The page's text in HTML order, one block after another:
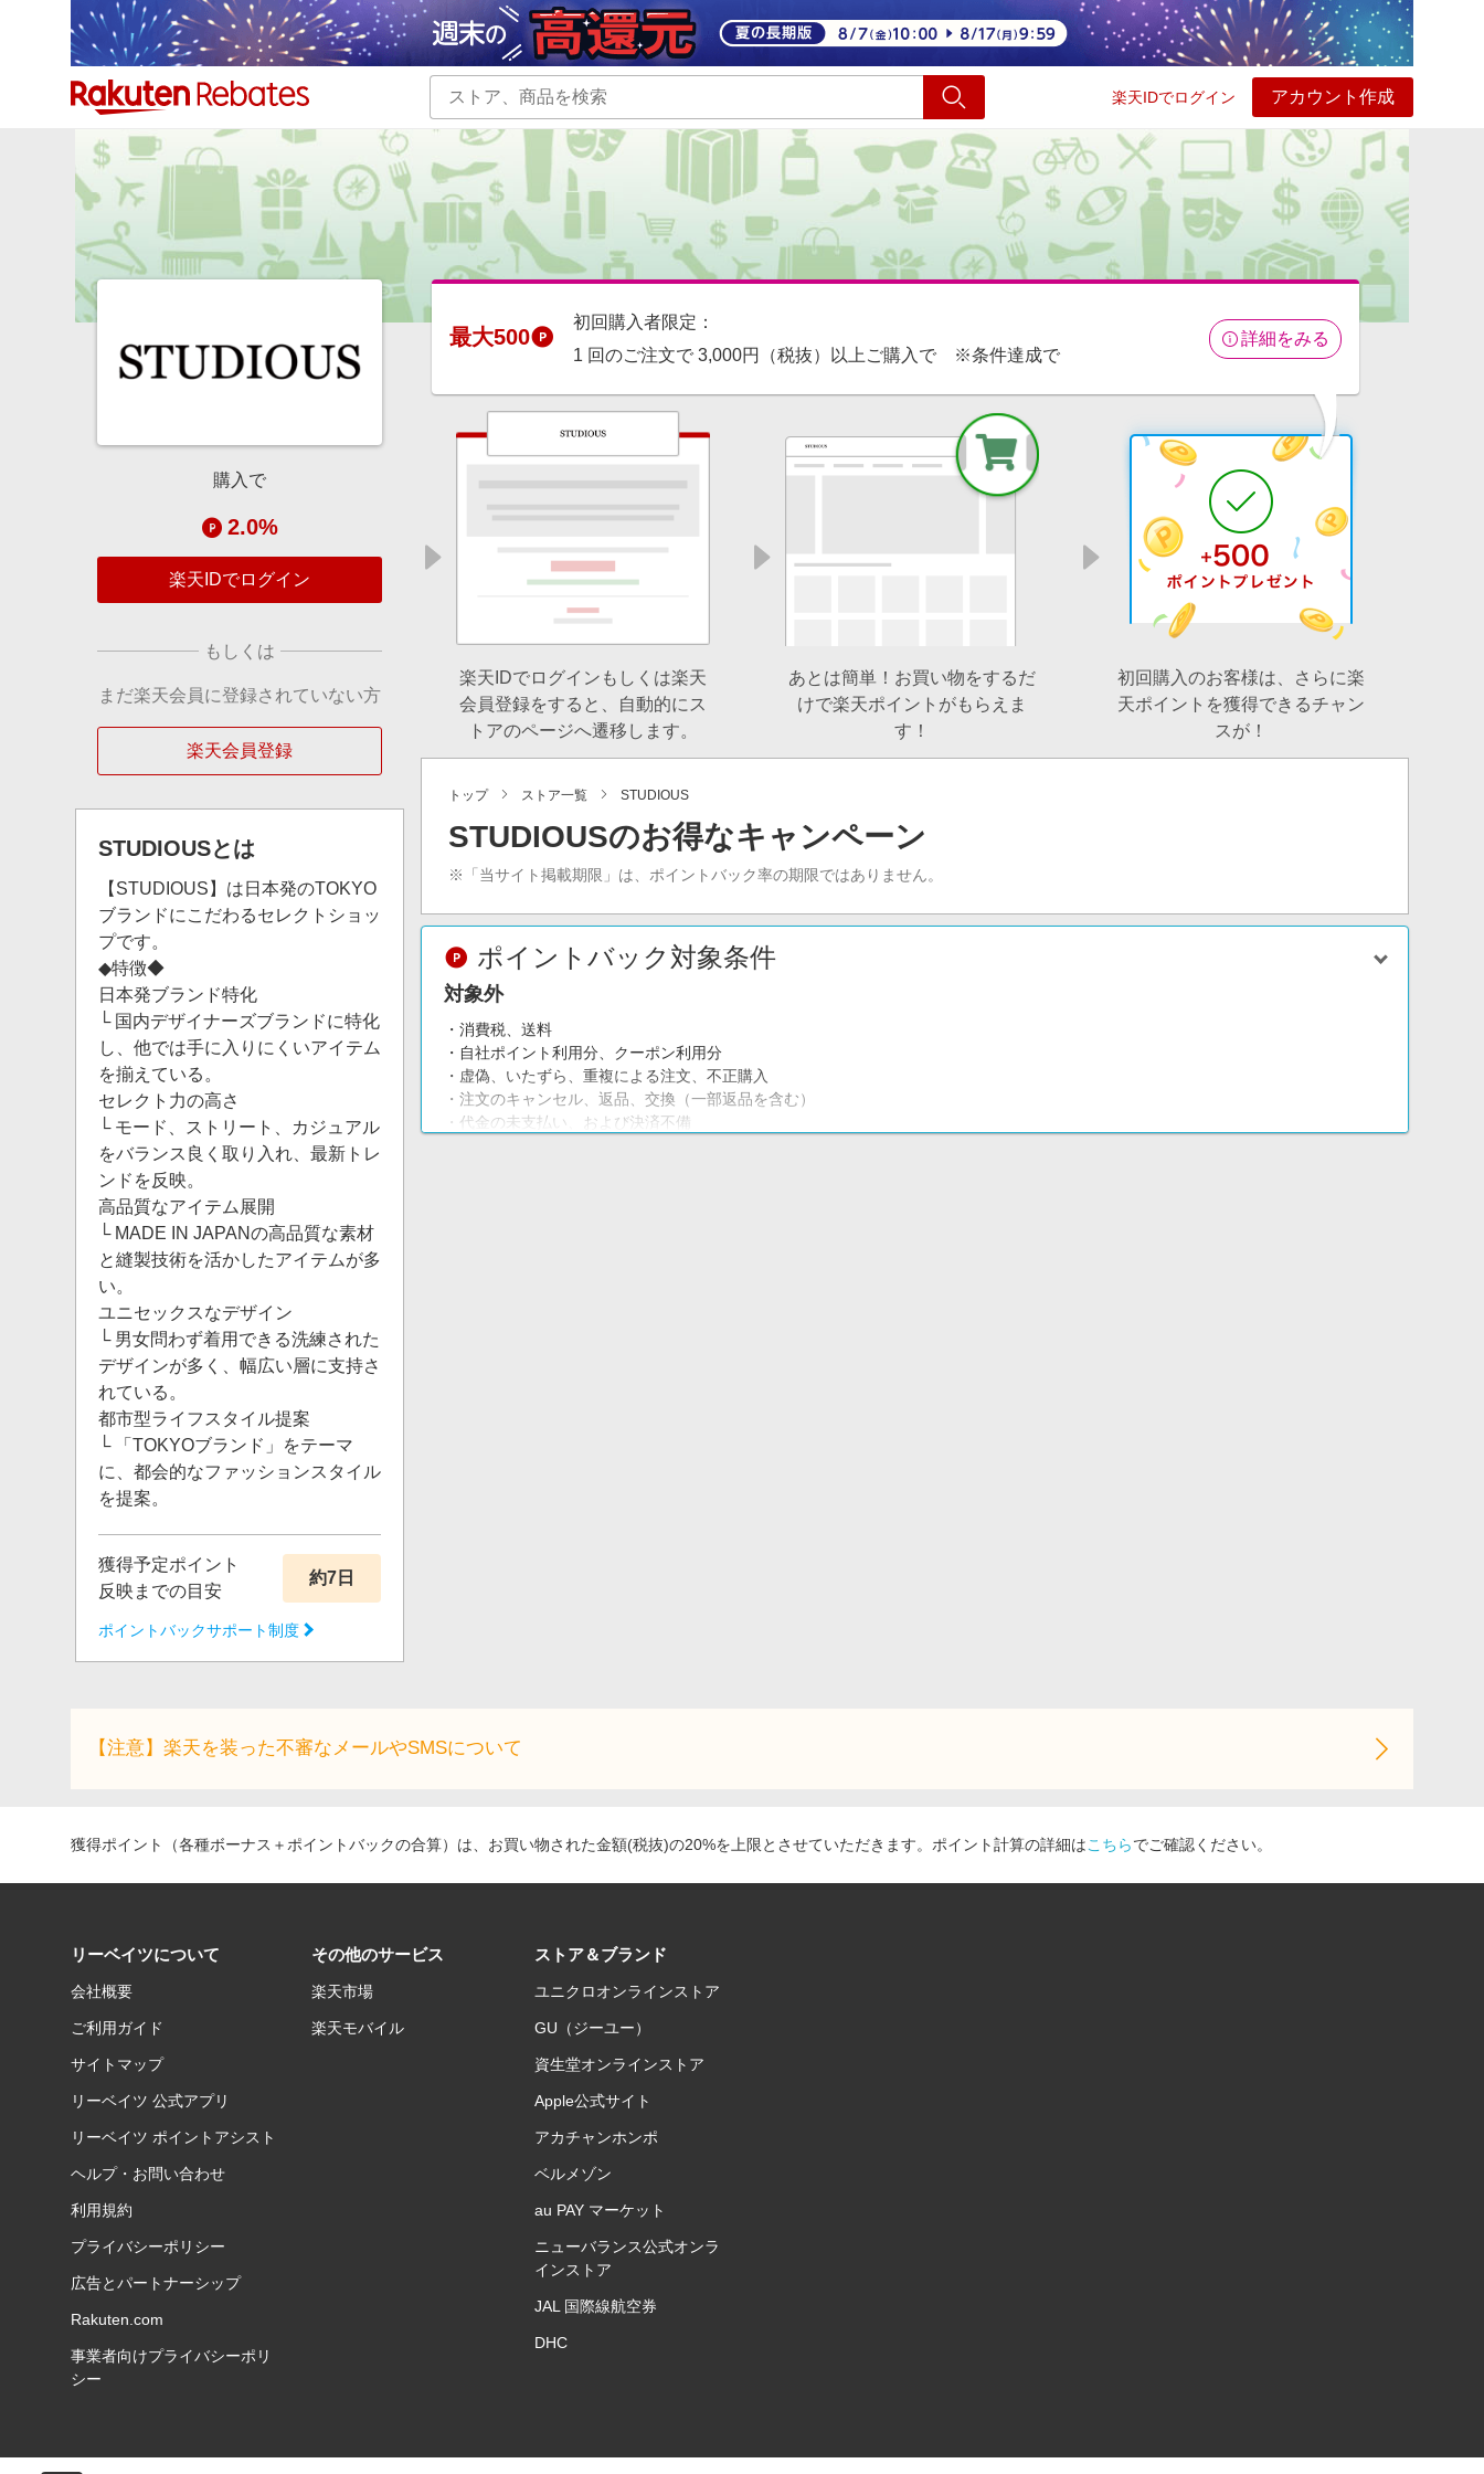
楽天IDでログイン アカウント作成
カテゴリー一覧 イベント一覧 ショッピング 旅行 サービス ヘルプ
購入で
2.0%
楽天IDでログイン
もしくは
まだ楽天会員に登録されていない方
楽天会員登録
STUDIOUSとは
【STUDIOUS】は日本発のTOKYO
ブランドにこだわるセレクトショッ
プです。
◆特徴◆
日本発ブランド特化
└ 国内デザイナーズブランドに特化
し、他では手に入りにくいアイテム
を揃えている。
セレクト力の高さ
└ モード、ストリート、カジュアル
をバランス良く取り入れ、最新トレ
ンドを反映。
高品質なアイテム展開
└ MADE IN JAPANの高品質な素材
と縫製技術を活かしたアイテムが多
い。
ユニセックスなデザイン
└ 男女問わず着用できる洗練された
デザインが多く、幅広い層に支持さ
れている。
都市型ライフスタイル提案
└ 「TOKYOブランド」をテーマ
に、都会的なファッションスタイル
を提案。
獲得予定ポイント
反映までの目安
約7日
ポイントバックサポート制度
最大500
初回購入者限定：
1 回のご注文で 3,000円（税抜）以上ご購入で ※条件達成で
詳細をみる
楽天IDでログインもしくは楽天
会員登録をすると、自動的にス
トアのページへ遷移します。
あとは簡単！お買い物をするだ
けで楽天ポイントがもらえま
す！
初回購入のお客様は、さらに楽
天ポイントを獲得できるチャン
スが！
トップ ストア一覧 STUDIOUS
STUDIOUSのお得なキャンペーン
※「当サイト掲載期限」は、ポイントバック率の期限ではありません。
ポイントバック対象条件
対象外
・消費税、送料
・自社ポイント利用分、クーポン利用分
・虚偽、いたずら、重複による注文、不正購入
・注文のキャンセル、返品、交換（一部返品を含む）
・代金の未支払い、および決済不備
【注意】楽天を装った不審なメールやSMSについて
獲得ポイント（各種ボーナス＋ポイントバックの合算）は、お買い物された金額(税抜)の20%を上限とさせていただきます。ポイント計算の詳細はこちらでご確認ください。
リーベイツについて
会社概要
ご利用ガイド
サイトマップ
リーベイツ 公式アプリ
リーベイツ ポイントアシスト
ヘルプ・お問い合わせ
利用規約
プライバシーポリシー
広告とパートナーシップ
Rakuten.com
事業者向けプライバシーポリ
シー
その他のサービス
楽天市場
楽天モバイル
ストア＆ブランド
ユニクロオンラインストア
GU（ジーユー）
資生堂オンラインストア
Apple公式サイト
アカチャンホンポ
ベルメゾン
au PAY マーケット
ニューバランス公式オンラ
インストア
JAL 国際線航空券
DHC